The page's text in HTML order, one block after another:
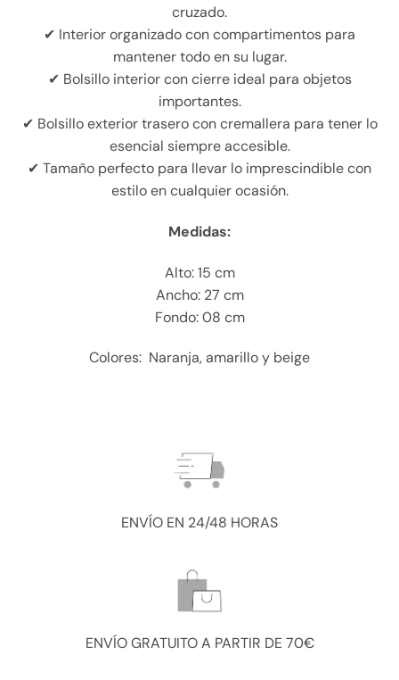
cruzado.
✔ Interior organizado con compartimentos para
mantener todo en su lugar.
✔ Bolsillo interior con cierre ideal para objetos
importantes.
✔ Bolsillo exterior trasero con cremallera para tener lo
esencial siempre accesible.
✔ Tamaño perfecto para llevar lo imprescindible con
estilo en cualquier ocasión.
Medidas:
Alto: 15 cm
Ancho: 27 cm
Fondo: 08 cm
Colores: Naranja, amarillo y beige
ENVÍO EN 24/48 HORAS
ENVÍO GRATUITO A PARTIR DE 70€